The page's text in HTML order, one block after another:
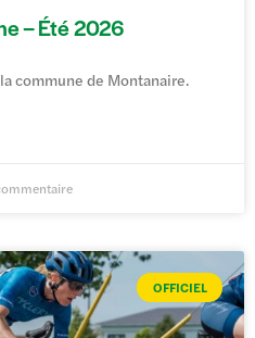
– Été 2026
commune de Montanaire.
OFFICIEL